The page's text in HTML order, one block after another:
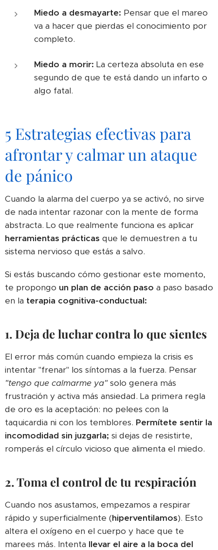
Miedo a desmayarte: Pensar que el mareo
va a hacer que pierdas el conocimiento por
completo.
Miedo a morir: La certeza absoluta en ese
segundo de que te está dando un infarto o
algo fatal.
5 Estrategias efectivas para
afrontar y calmar un ataque
de pánico
Cuando la alarma del cuerpo ya se activó, no sirve
de nada intentar razonar con la mente de forma
abstracta. Lo que realmente funciona es aplicar
herramientas prácticas que le demuestren a tu
sistema nervioso que estás a salvo.
Si estás buscando cómo gestionar este momento,
te propongo un plan de acción paso a paso basado
en la terapia cognitiva-conductual:
1. Deja de luchar contra lo que sientes
El error más común cuando empieza la crisis es
intentar "frenar" los síntomas a la fuerza. Pensar
"tengo que calmarme ya"solo genera más
frustración y activa más ansiedad. La primera regla
de oro es la aceptación: no pelees con la
taquicardia ni con los temblores. Permítete sentir la
incomodidad sin juzgarla; si dejas de resistirte,
romperás el círculo vicioso que alimenta el miedo.
2. Toma el control de tu respiración
Cuando nos asustamos, empezamos a respirar
rápido y superficialmente (hiperventilamos). Esto
altera el oxígeno en el cuerpo y hace que te
marees más. Intenta llevar el aire a la boca del